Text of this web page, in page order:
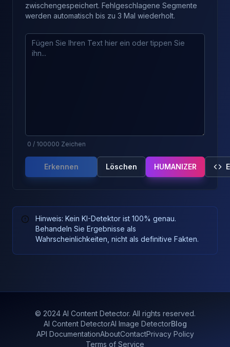
zwischengespeichert. Fehlgeschlagene Segmente
werden automatisch bis zu 3 Mal wiederholt.
0 / 100000 Zeichen
Erkennen Löschen HUMANIZER
Hinweis: Kein KI-Detektor ist 100% genau.
Behandeln Sie Ergebnisse als
Wahrscheinlichkeiten, nicht als definitive Fakten.
© 2024 AI Content Detector. All rights reserved.
AI Content DetectorAI Image DetectorBlog
API DocumentationAboutContactPrivacy Policy
Terms of Service